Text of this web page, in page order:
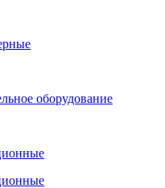
оборудование